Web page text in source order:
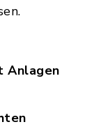
Anlagen